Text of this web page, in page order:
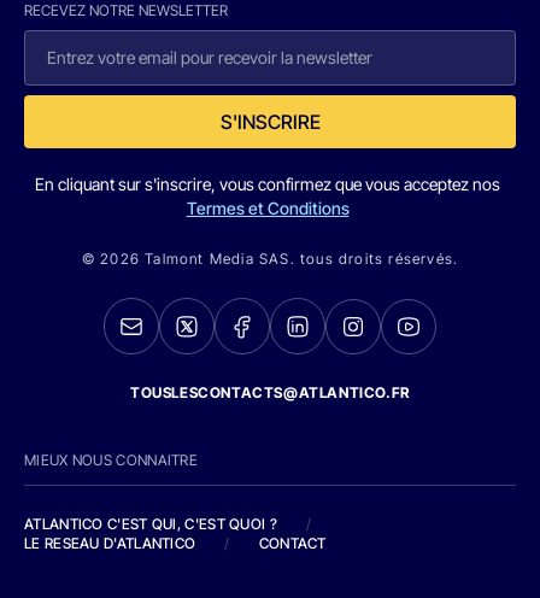
RECEVEZ NOTRE NEWSLETTER
S'INSCRIRE
En cliquant sur s'inscrire, vous confirmez que vous acceptez nos
Termes et Conditions
© 2026 Talmont Media SAS. tous droits réservés.
TOUSLESCONTACTS@ATLANTICO.FR
MIEUX NOUS CONNAITRE
ATLANTICO C'EST QUI, C'EST QUOI ?
/
LE RESEAU D'ATLANTICO
/ CONTACT